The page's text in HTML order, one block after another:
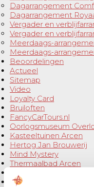
Dagarrangement
Dagarrangement
Vergader en
Vergader en
Meerdaags-
Meerdaags-
Beoordelingen
Actueel
Sitemap
Video
Loyalty Card
Bruiloften
FancyCarTours.nl
Oorlogsmuseum
Kasteeltuinen Arcen
Hertog Jan Brouwerij
Mind Mystery
Thermaalbad Arcen
Designer outlet
Venlo Centrum Zuid